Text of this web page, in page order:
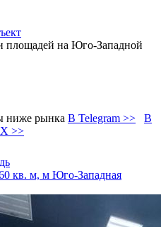
площадей на Юго-Западной
ниже рынка В Telegram >>
В
>>
кв. м, м Юго-Западная